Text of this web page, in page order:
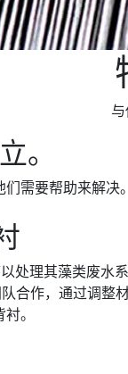
。
需要帮助来解
处理其藻类废水
合作，通过调整
。